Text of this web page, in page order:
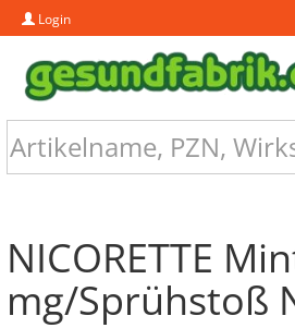
Login
NICORETTE
mg/Sprühstoß